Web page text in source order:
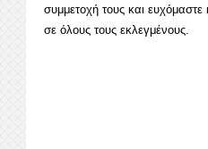
συμμετοχή τους και ευχόμαστε
σε όλους τους εκλεγμένους.